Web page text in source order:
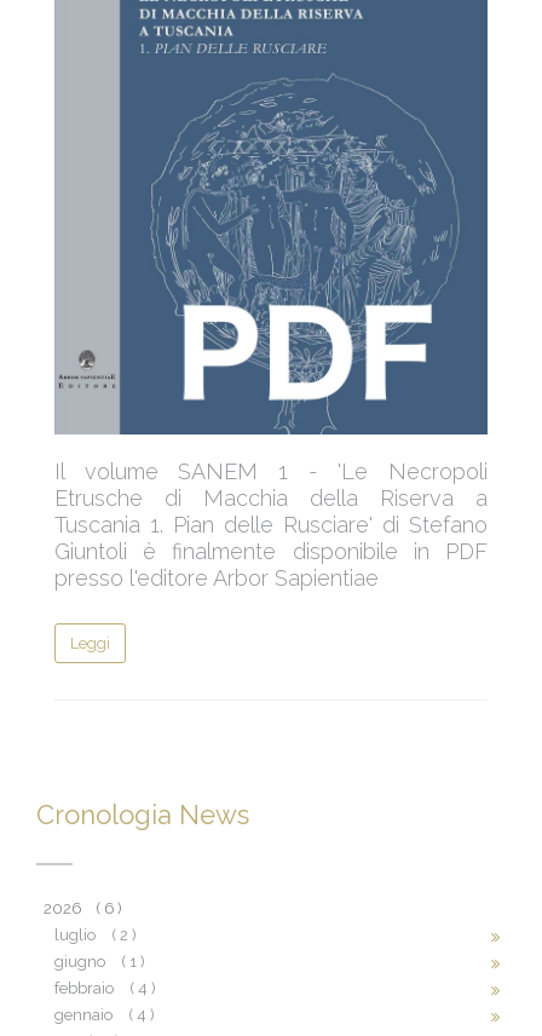
Il volume SANEM 1 - 'Le Necropoli
Etrusche di Macchia della Riserva a
Tuscania 1. Pian delle Rusciare' di Stefano
Giuntoli è finalmente disponibile in PDF
presso l'editore Arbor Sapientiae
Leggi
Cronologia News
2026
( 6 )
luglio
( 2 )
giugno
( 1 )
febbraio
( 4 )
gennaio
( 4 )